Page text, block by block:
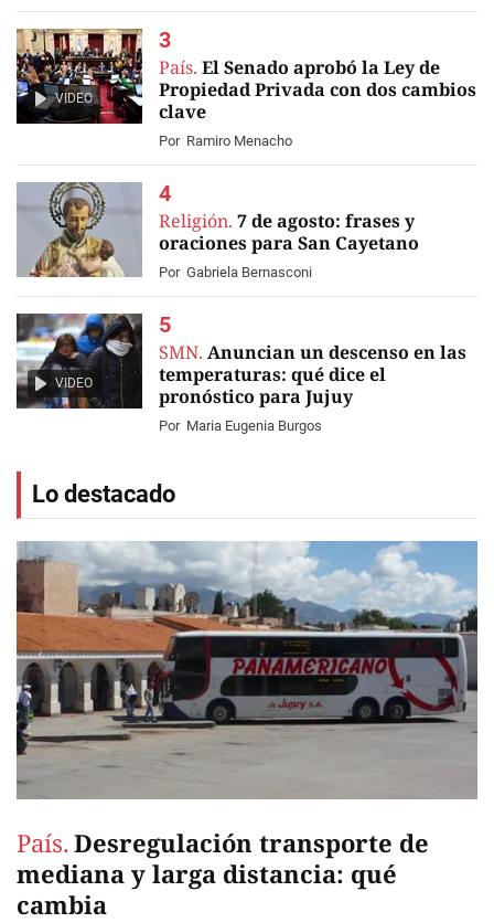
VIDEO
País. El Senado aprobó la Ley de
Propiedad Privada con dos cambios
clave
Por Ramiro Menacho
Religión. 7 de agosto: frases y
oraciones para San Cayetano
Por Gabriela Bernasconi
VIDEO
SMN. Anuncian un descenso en las
temperaturas: qué dice el
pronóstico para Jujuy
Por Maria Eugenia Burgos
Lo destacado
País. Desregulación transporte de
mediana y larga distancia: qué
cambia